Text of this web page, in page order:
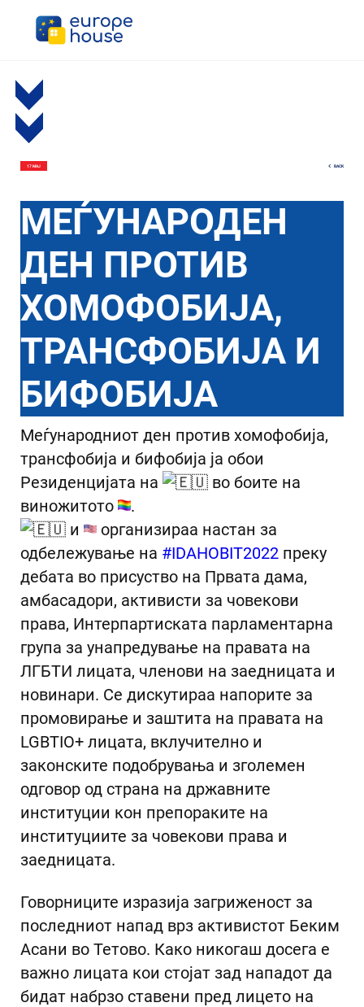
17 МАЈ BACK
МЕЃУНАРОДEН
ДЕН ПРОТИВ
ХОМОФОБИЈА,
ТРАНСФОБИЈА И
БИФОБИЈА
Меѓународниот ден против хомофобија,
трансфобија и бифобија ја обои
Резиденцијата на
во боите на
виножитото
.
и
организираа настан за
одбележување на #IDAHOBIT2022преку
дебата во присуство на Првата дама,
амбасадори, активисти за човекови
права, Интерпартиската парламентарна
група за унапредување на правата на
ЛГБТИ лицата, членови на заедницата и
новинари. Се дискутираа напорите за
промовирање и заштита на правата на
LGBTIO+ лицата, вклучително и
законските подобрувања и зголемен
одговор од страна на државните
институции кон препораките на
институциите за човекови права и
заедницата.
Говорниците изразија загриженост за
последниот напад врз активистот Беким
Асани во Тетово. Како никогаш досега е
важно лицата кои стојат зад нападот да
бидат набрзо ставени пред лицето на